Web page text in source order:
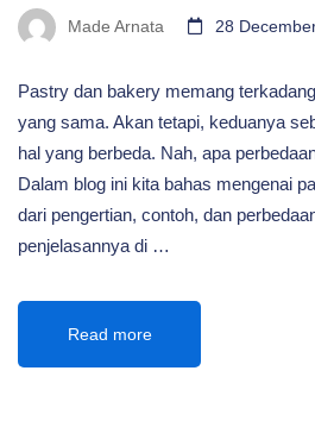
Made Arnata 28
Pastry dan bakery memang
yang sama. Akan tetapi, keduanya
hal yang berbeda. Nah, apa
Dalam blog ini kita bahas mengenai
dari pengertian, contoh, dan
penjelasannya di …
Read more